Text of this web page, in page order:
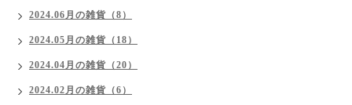
2024.06月の雑貨（8）
2024.05月の雑貨（18）
2024.04月の雑貨（20）
2024.02月の雑貨（6）